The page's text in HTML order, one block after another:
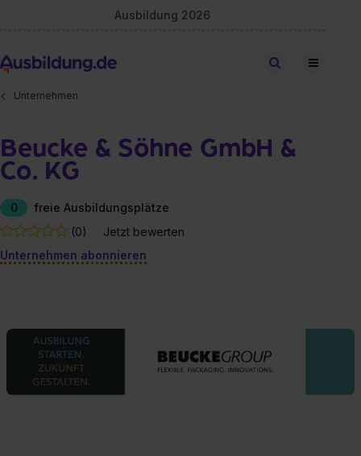
Ausbildung 2026
Stellen finden
Unternehmen
Beucke & Söhne GmbH &
Co. KG
0
freie Ausbildungsplätze
(0)
Jetzt bewerten
Unternehmen abonnieren